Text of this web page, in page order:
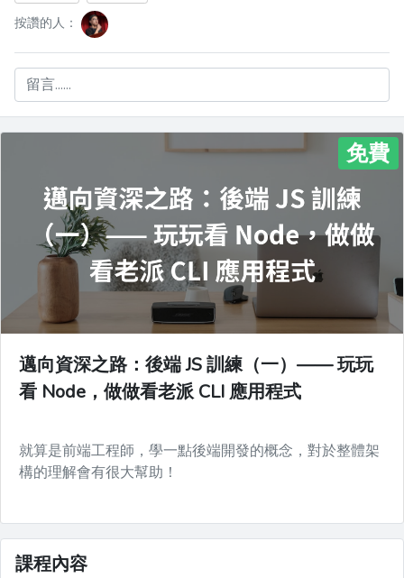
按讚的人：
留言......
免費
邁向資深之路：後端 JS 訓練（一）—— 玩玩
看 Node，做做看老派 CLI 應用程式
就算是前端工程師，學一點後端開發的概念，對於整體架
構的理解會有很大幫助！
課程內容